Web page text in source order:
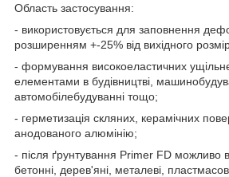
Область застосування:
- використовується для заповнення
розширенням +-25% від вихідного
- формування високоеластичних
елементами в будівництві,
автомобілебудуванні тощо;
- герметизація скляних, керамічних
анодованого алюмінію;
- після ґрунтування Primer FD можливо
бетонні, дерев'яні, металеві,